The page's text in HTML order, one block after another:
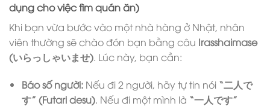
dụng cho việc tìm quán ăn)
Khi bạn vừa bước vào một nhà hàng ở Nhật, nhân
viên thường sẽ chào đón bạn bằng câu Irasshaimase
(いらっしゃいませ). Lúc này, bạn cần:
Báo số người:Nếu đi 2 người, hãy tự tin nói “二人で
す” (Futari desu). Nếu đi một mình là “一人です”